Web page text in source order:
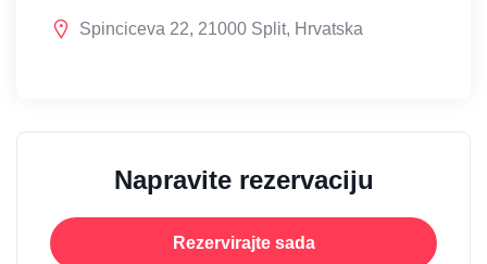
Spinciceva 22, 21000 Split, Hrvatska
Napravite rezervaciju
Rezervirajte sada